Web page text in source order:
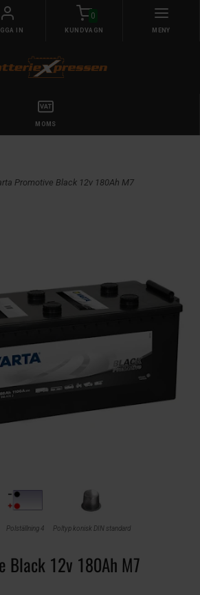
IN
0
KUNDVAGN MENY
MOMS
Promotive Black 12v 180Ah M7
Polställning 4 Poltyp konisk DIN standard
Black 12v 180Ah M7